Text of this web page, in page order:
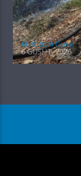
Kushtrim Guraj
6 GUSHT, 2026